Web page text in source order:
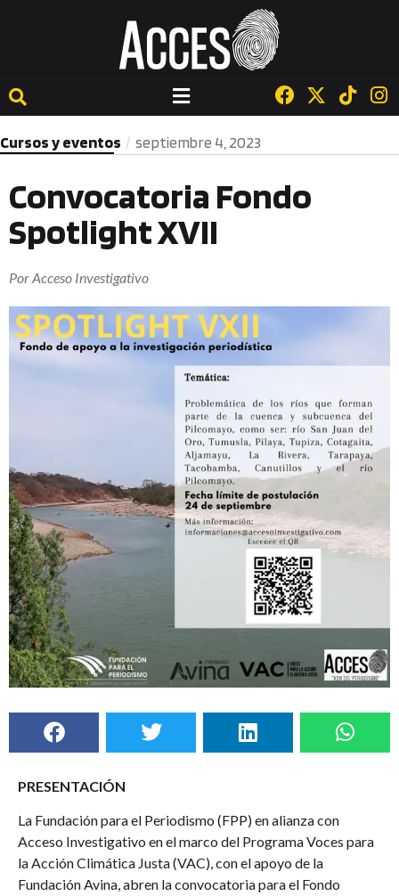
Cursos y eventos septiembre 4, 2023
Convocatoria Fondo
Spotlight XVII
PorAcceso Investigativo
PRESENTACIÓN
La Fundación para el Periodismo (FPP) en alianza con
Acceso Investigativo en el marco del Programa Voces para
la Acción Climática Justa (VAC), con el apoyo de la
Fundación Avina, abren la convocatoria para el Fondo